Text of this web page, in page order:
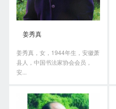
姜秀真
姜秀真，女，1944年生，安徽萧
县人，中国书法家协会会员，
安...